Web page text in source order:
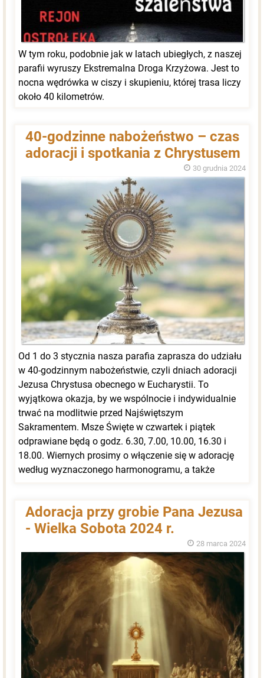
W tym roku, podobnie jak w latach ubiegłych, z naszej
parafii wyruszy Ekstremalna Droga Krzyżowa. Jest to
nocna wędrówka w ciszy i skupieniu, której trasa liczy
około 40 kilometrów.
40-godzinne nabożeństwo – czas
adoracji i spotkania z Chrystusem
30 grudnia 2024
Od 1 do 3 stycznia nasza parafia zaprasza do udziału
w 40-godzinnym nabożeństwie, czyli dniach adoracji
Jezusa Chrystusa obecnego w Eucharystii. To
wyjątkowa okazja, by we wspólnocie i indywidualnie
trwać na modlitwie przed Najświętszym
Sakramentem. Msze Święte w czwartek i piątek
odprawiane będą o godz. 6.30, 7.00, 10.00, 16.30 i
18.00. Wiernych prosimy o włączenie się w adorację
według wyznaczonego harmonogramu, a także
szczególnej łaski, w których każdy może pogłębić
swoją więź z Bogiem.
Adoracja przy grobie Pana Jezusa
- Wielka Sobota 2024 r.
28 marca 2024